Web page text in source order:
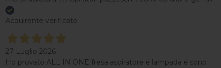
Acquirente verificato
27 Luglio 2026
Ho provato ALL IN ONE fresa aspiratore e lampada e sono